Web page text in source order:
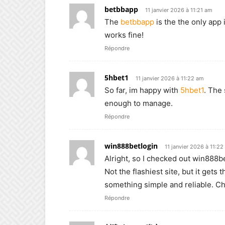
betbbapp 11 janvier 2026 à 11:21 am
The betbbapp is the the only app
works fine!
Répondre
5hbet1 11 janvier 2026 à 11:22 am
So far, im happy with 5hbet1. The
enough to manage.
Répondre
win888betlogin 11 janvier 2026 à 11:22
Alright, so I checked out
Not the flashiest site, but it gets
something simple and reliable.
Répondre